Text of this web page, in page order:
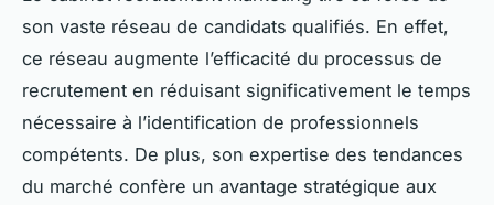
son vaste réseau de candidats qualifiés. En effet,
ce réseau augmente l’efficacité du processus de
recrutement en réduisant significativement le temps
nécessaire à l’identification de professionnels
compétents. De plus, son expertise des tendances
du marché confère un avantage stratégique aux